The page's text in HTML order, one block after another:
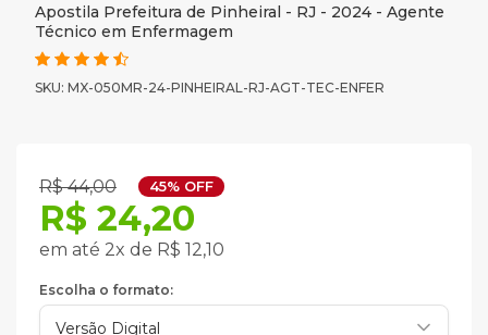
Apostila Prefeitura de Pinheiral - RJ - 2024 - Agente
Técnico em Enfermagem
SKU: MX-050MR-24-PINHEIRAL-RJ-AGT-TEC-ENFER
R$ 44,00 45% OFF
R$ 24,20
em até 2x de R$ 12,10
Escolha o formato: